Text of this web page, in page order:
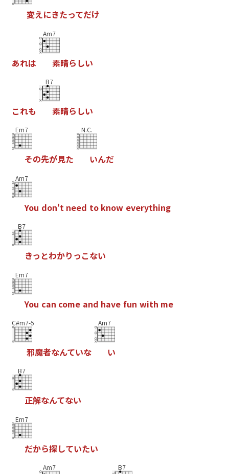
変えにきたってだけ
あれは
Am7
素晴ら しい
これも
B7
素晴ら しい
Em7
その先が見た
N.C.
いんだ
Am7
You don't need to know everything
B7
きっ とわかり っこない
Em7
You can come and have fun with me
C#m7-5
邪魔者なんていな
Am7
い
B7
正解なんてない
Em7
だから探していたい
Am7 B7